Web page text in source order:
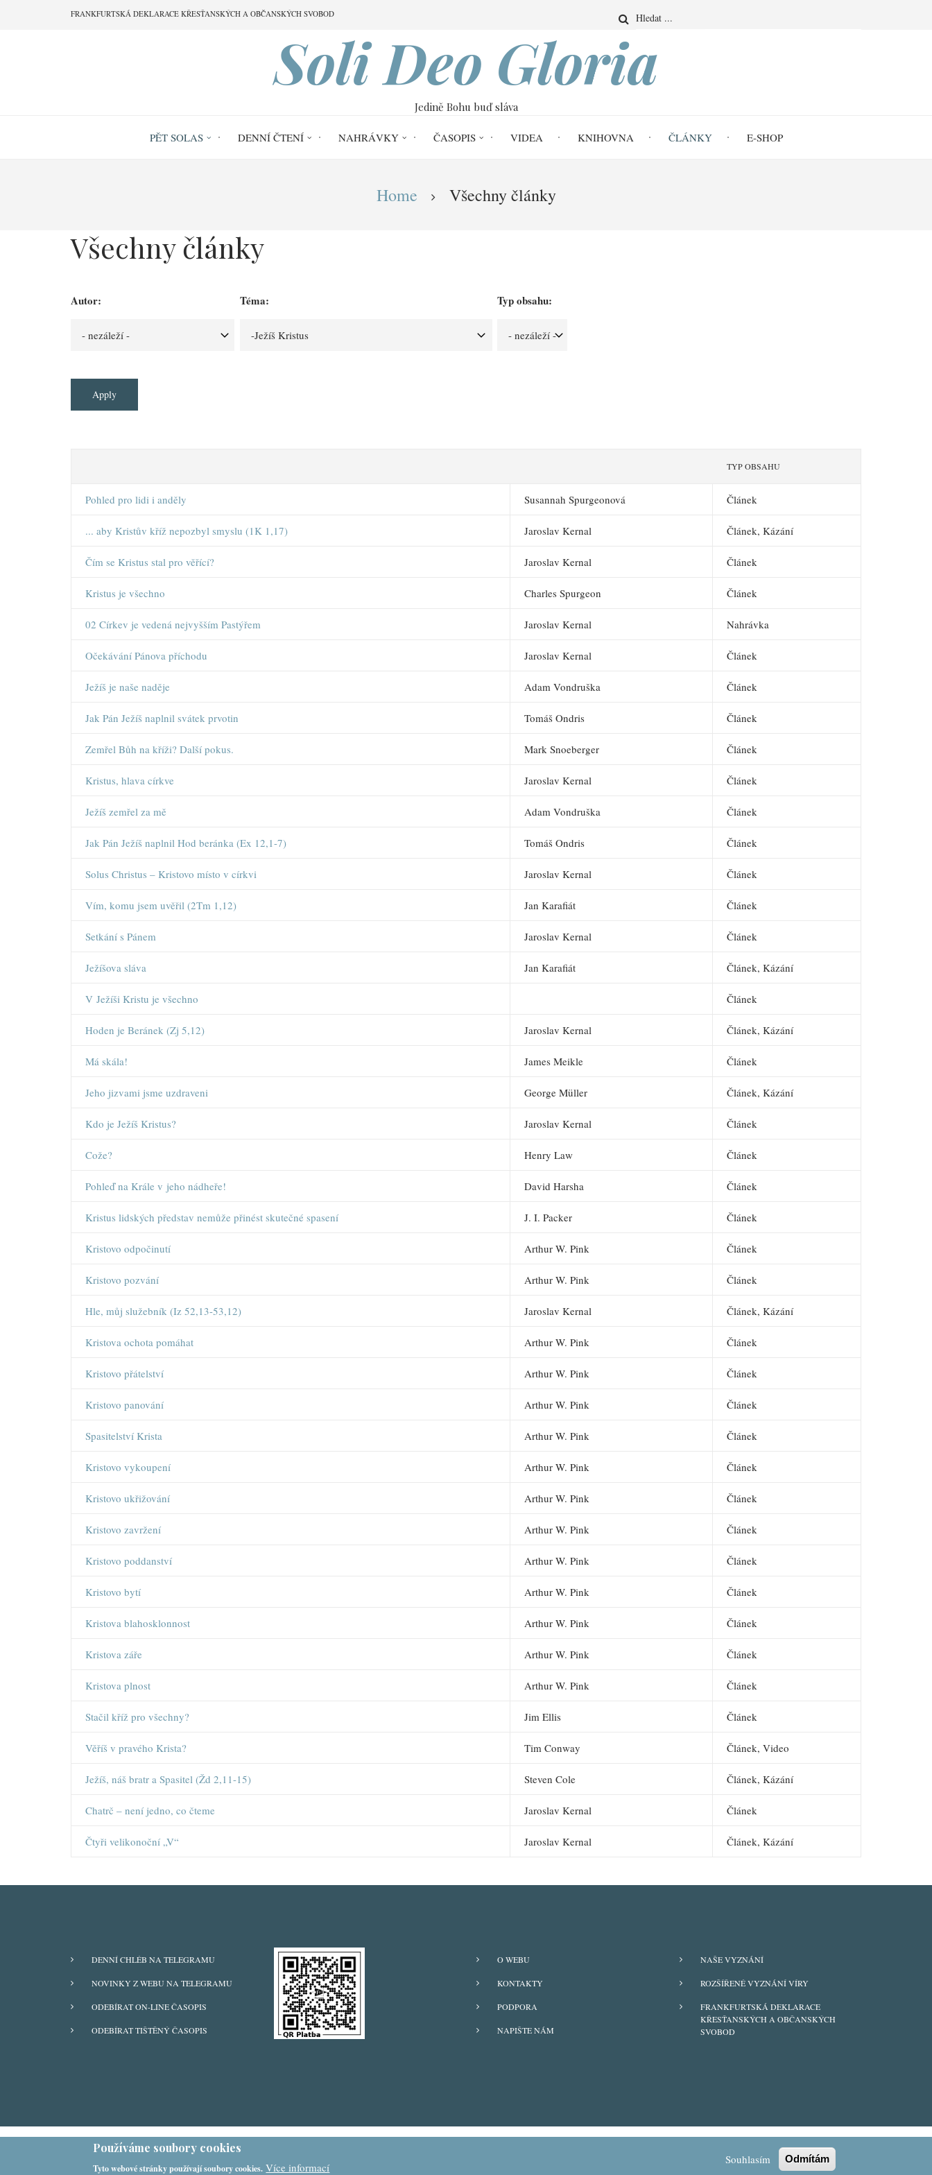
FRANKFURTSKÁ DEKLARACE KŘESŤANSKÝCH A OBČANSKÝCH SVOBOD Search
Soli Deo Gloria
Jedině Bohu buď sláva
PĚT SOLAS DENNÍ ČTENÍ NAHRÁVKY ČASOPIS VIDEA KNIHOVNA ČLÁNKY E-SHOP
Home Všechny články
Všechny články
Autor: Téma: Typ obsahu:
TYP OBSAHU
Pohled pro lidi i anděly Susannah Spurgeonová Článek
... aby Kristův kříž nepozbyl smyslu (1K 1,17) Jaroslav Kernal Článek, Kázání
Čím se Kristus stal pro věřící? Jaroslav Kernal Článek
Kristus je všechno Charles Spurgeon Článek
02 Církev je vedená nejvyšším Pastýřem Jaroslav Kernal Nahrávka
Očekávání Pánova příchodu Jaroslav Kernal Článek
Ježíš je naše naděje Adam Vondruška Článek
Jak Pán Ježíš naplnil svátek prvotin Tomáš Ondris Článek
Zemřel Bůh na kříži? Další pokus. Mark Snoeberger Článek
Kristus, hlava církve Jaroslav Kernal Článek
Ježíš zemřel za mě Adam Vondruška Článek
Jak Pán Ježíš naplnil Hod beránka (Ex 12,1-7) Tomáš Ondris Článek
Solus Christus – Kristovo místo v církvi Jaroslav Kernal Článek
Vím, komu jsem uvěřil (2Tm 1,12) Jan Karafiát Článek
Setkání s Pánem Jaroslav Kernal Článek
Ježíšova sláva Jan Karafiát Článek, Kázání
V Ježíši Kristu je všechno Článek
Hoden je Beránek (Zj 5,12) Jaroslav Kernal Článek, Kázání
Má skála! James Meikle Článek
Jeho jizvami jsme uzdraveni George Müller Článek, Kázání
Kdo je Ježíš Kristus? Jaroslav Kernal Článek
Cože? Henry Law Článek
Pohleď na Krále v jeho nádheře! David Harsha Článek
Kristus lidských představ nemůže přinést skutečné spasení J. I. Packer Článek
Kristovo odpočinutí Arthur W. Pink Článek
Kristovo pozvání Arthur W. Pink Článek
Hle, můj služebník (Iz 52,13-53,12) Jaroslav Kernal Článek, Kázání
Kristova ochota pomáhat Arthur W. Pink Článek
Kristovo přátelství Arthur W. Pink Článek
Kristovo panování Arthur W. Pink Článek
Spasitelství Krista Arthur W. Pink Článek
Kristovo vykoupení Arthur W. Pink Článek
Kristovo ukřižování Arthur W. Pink Článek
Kristovo zavržení Arthur W. Pink Článek
Kristovo poddanství Arthur W. Pink Článek
Kristovo bytí Arthur W. Pink Článek
Kristova blahosklonnost Arthur W. Pink Článek
Kristova záře Arthur W. Pink Článek
Kristova plnost Arthur W. Pink Článek
Stačil kříž pro všechny? Jim Ellis Článek
Věříš v pravého Krista? Tim Conway Článek, Video
Ježíš, náš bratr a Spasitel (Žd 2,11-15) Steven Cole Článek, Kázání
Chatrč – není jedno, co čteme Jaroslav Kernal Článek
Čtyři velikonoční „V“ Jaroslav Kernal Článek, Kázání
ODBĚRY
WEBU
DENNÍ CHLÉB NA TELEGRAMU
NOVINKY Z WEBU NA TELEGRAMU
ODEBÍRAT ON-LINE ČASOPIS
ODEBÍRAT TIŠTĚNÝ ČASOPIS
O WEBU
KONTAKTY
PODPORA
NAPIŠTE NÁM
FOOTER
NAŠE VYZNÁNÍ
ROZŠÍŘENÉ VYZNÁNÍ VÍRY
FRANKFURTSKÁ DEKLARACE
KŘESŤANSKÝCH A OBČANSKÝCH
SVOBOD
Používáme soubory cookies
Tyto webové stránky používají soubory cookies. Více informací
Souhlasím Odmítám